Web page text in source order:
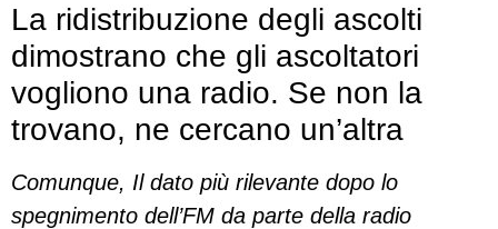
La ridistribuzione degli ascolti
dimostrano che gli ascoltatori
vogliono una radio. Se non la
trovano, ne cercano un’altra
Comunque, Il dato più rilevante dopo lo
spegnimento dell’FM da parte della radio